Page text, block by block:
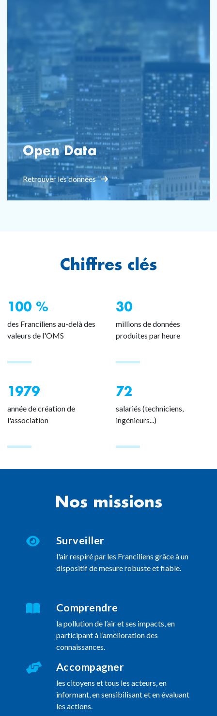
Open Data
Retrouver les données
Chiffres clés
100 %
des Franciliens au-delà des
valeurs de l'OMS
30
millions de données
produites par heure
1979
année de création de
l'association
72
salariés (techniciens,
ingénieurs...)
Nos missions
Surveiller
l'air respiré par les Franciliens grâce à un
dispositif de mesure robuste et fiable.
Comprendre
la pollution de l’air et ses impacts, en
participant à l’amélioration des
connaissances.
Accompagner
les citoyens et tous les acteurs, en
informant, en sensibilisant et en évaluant
les actions.